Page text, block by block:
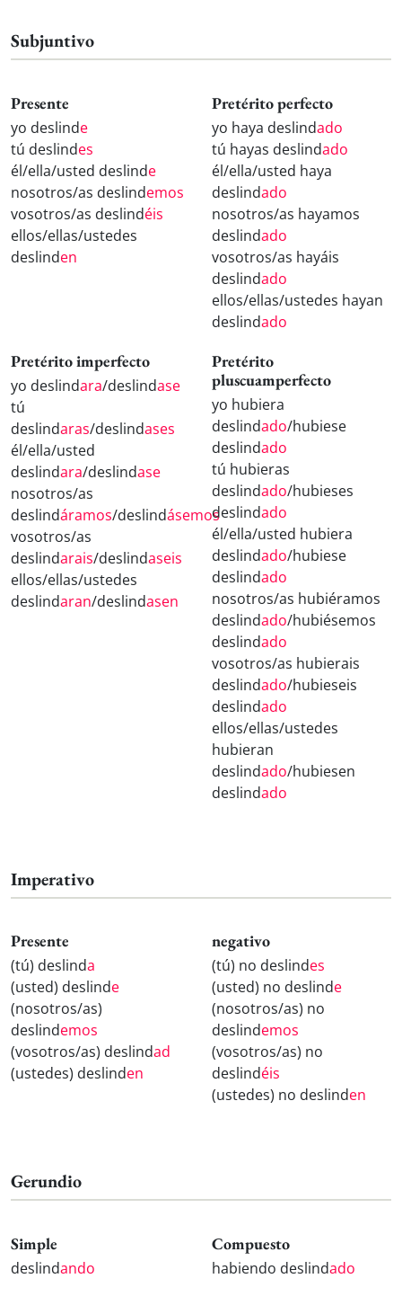
Subjuntivo
Presente
yo deslinde
tú deslindes
él/ella/usted deslinde
nosotros/as deslindemos
vosotros/as deslindéis
ellos/ellas/ustedes
deslinden
Pretérito perfecto
yo haya deslindado
tú hayas deslindado
él/ella/usted haya
deslindado
nosotros/as hayamos
deslindado
vosotros/as hayáis
deslindado
ellos/ellas/ustedes hayan
deslindado
Pretérito imperfecto
yo deslindara/deslindase
tú
deslindaras/deslindases
él/ella/usted
deslindara/deslindase
nosotros/as
deslindáramos/deslindásemos
vosotros/as
deslindarais/deslindaseis
ellos/ellas/ustedes
deslindaran/deslindasen
Pretérito
pluscuamperfecto
yo hubiera
deslindado/hubiese
deslindado
tú hubieras
deslindado/hubieses
deslindado
él/ella/usted hubiera
deslindado/hubiese
deslindado
nosotros/as hubiéramos
deslindado/hubiésemos
deslindado
vosotros/as hubierais
deslindado/hubieseis
deslindado
ellos/ellas/ustedes
hubieran
deslindado/hubiesen
deslindado
Imperativo
Presente
(tú) deslinda
(usted) deslinde
(nosotros/as)
deslindemos
(vosotros/as) deslindad
(ustedes) deslinden
negativo
(tú) no deslindes
(usted) no deslinde
(nosotros/as) no
deslindemos
(vosotros/as) no
deslindéis
(ustedes) no deslinden
Gerundio
Simple
deslindando
Compuesto
habiendo deslindado